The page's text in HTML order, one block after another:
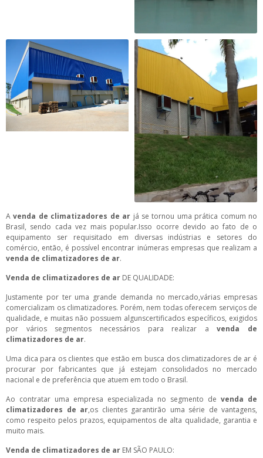
Avenda de climatizadores de ar já se tornou uma prática comum no
Brasil, sendo cada vez mais popular.Isso ocorre devido ao fato de o
equipamento ser requisitado em diversas indústrias e setores do
comércio, então, é possível encontrar inúmeras empresas que realizam a
venda de climatizadores de ar.
Venda de climatizadores de ar DE QUALIDADE:
Justamente por ter uma grande demanda no mercado,várias empresas
comercializam os climatizadores. Porém, nem todas oferecem serviços de
qualidade, e muitas não possuem algunscertificados específicos, exigidos
por vários segmentos necessários para realizar avenda de
climatizadores de ar.
Uma dica para os clientes que estão em busca dos climatizadores de ar é
procurar por fabricantes que já estejam consolidados no mercado
nacional e de preferência que atuem em todo o Brasil.
Ao contratar uma empresa especializada no segmento de venda de
climatizadores de ar,os clientes garantirão uma série de vantagens,
como respeito pelos prazos, equipamentos de alta qualidade, garantia e
muito mais.
Venda de climatizadores de ar EM SÃO PAULO: